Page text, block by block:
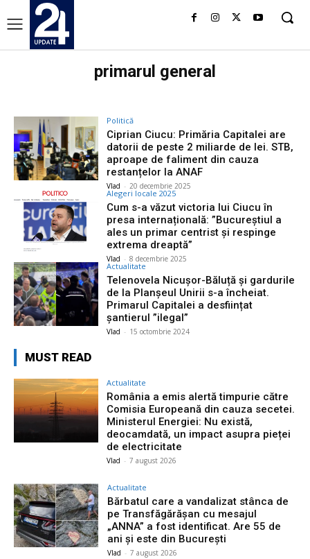
primarul general
Politică
Ciprian Ciucu: Primăria Capitalei are
datorii de peste 2 miliarde de lei. STB,
aproape de faliment din cauza
restanțelor la ANAF
Vlad - 20 decembrie 2025
Alegeri locale 2025
Cum s-a văzut victoria lui Ciucu în
presa internațională: ”Bucureștiul a
ales un primar centrist și respinge
extrema dreaptă”
Vlad - 8 decembrie 2025
Actualitate
Telenovela Nicușor-Băluță și gardurile
de la Planșeul Unirii s-a încheiat.
Primarul Capitalei a desființat
șantierul ”ilegal”
Vlad - 15 octombrie 2024
MUST READ
Actualitate
România a emis alertă timpurie către
Comisia Europeană din cauza secetei.
Ministerul Energiei: Nu există,
deocamdată, un impact asupra pieței
de electricitate
Vlad - 7 august 2026
Actualitate
Bărbatul care a vandalizat stânca de
pe Transfăgărășan cu mesajul
„ANNA” a fost identificat. Are 55 de
ani și este din București
Vlad - 7 august 2026